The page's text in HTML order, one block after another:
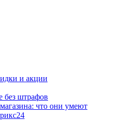
и акции
без штрафов
что они умеют